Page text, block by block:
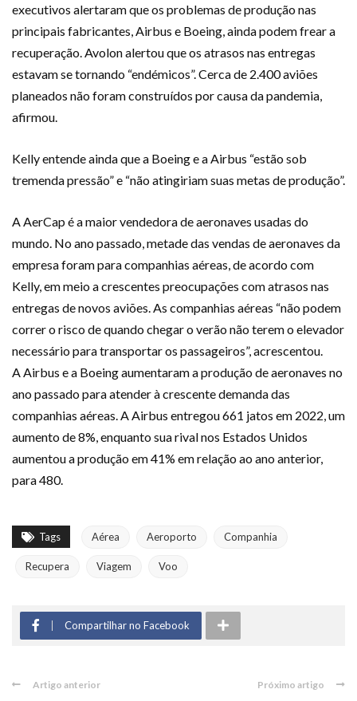
executivos alertaram que os problemas de produção nas
principais fabricantes, Airbus e Boeing, ainda podem frear a
recuperação. Avolon alertou que os atrasos nas entregas
estavam se tornando “endémicos”. Cerca de 2.400 aviões
planeados não foram construídos por causa da pandemia,
afirmou.
Kelly entende ainda que a Boeing e a Airbus “estão sob
tremenda pressão” e “não atingiriam suas metas de produção”.
A AerCap é a maior vendedora de aeronaves usadas do
mundo. No ano passado, metade das vendas de aeronaves da
empresa foram para companhias aéreas, de acordo com
Kelly, em meio a crescentes preocupações com atrasos nas
entregas de novos aviões. As companhias aéreas “não podem
correr o risco de quando chegar o verão não terem o elevador
necessário para transportar os passageiros”, acrescentou.
A Airbus e a Boeing aumentaram a produção de aeronaves no
ano passado para atender à crescente demanda das
companhias aéreas. A Airbus entregou 661 jatos em 2022, um
aumento de 8%, enquanto sua rival nos Estados Unidos
aumentou a produção em 41% em relação ao ano anterior,
para 480.
Tags Aérea Aeroporto Companhia
Recupera Viagem Voo
Compartilhar no Facebook
Artigo anterior Próximo artigo